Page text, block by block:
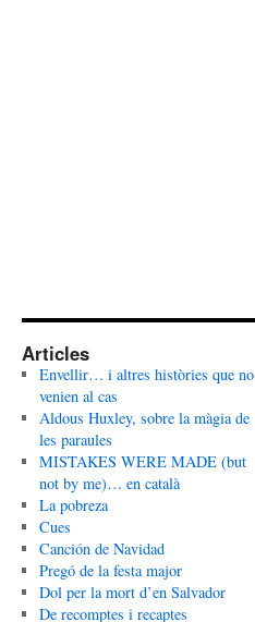
Articles
Envellir… i altres històries que no
venien al cas
Aldous Huxley, sobre la màgia de
les paraules
MISTAKES WERE MADE (but
not by me)… en català
La pobreza
Cues
Canción de Navidad
Pregó de la festa major
Dol per la mort d’en Salvador
De recomptes i recaptes